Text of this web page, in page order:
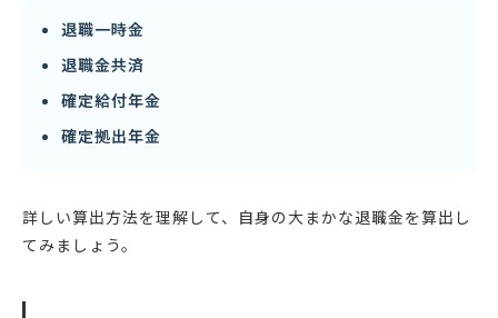
退職一時金
退職金共済
確定給付年金
確定拠出年金
詳しい算出方法を理解して、自身の大まかな退職金を算出し
てみましょう。